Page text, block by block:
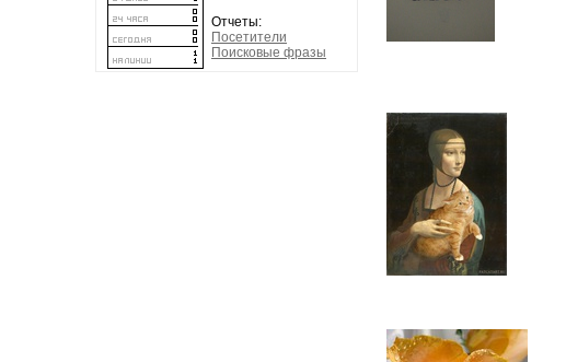
Отчеты:
Посетители
Поисковые фразы